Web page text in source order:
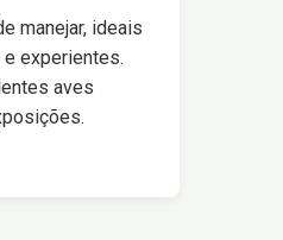
manejar, ideais
experientes.
aves